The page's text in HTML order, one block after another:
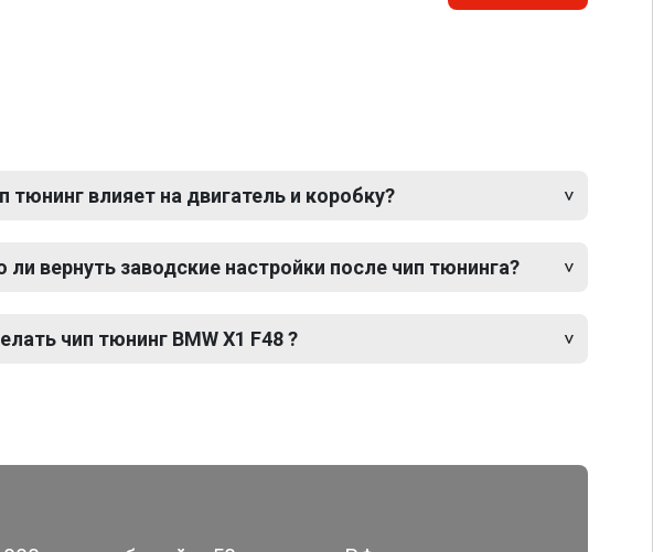
тюнинг влияет на двигатель и коробку?
вернуть заводские настройки после чип тюнинга?
чип тюнинг BMW X1 F48 ?